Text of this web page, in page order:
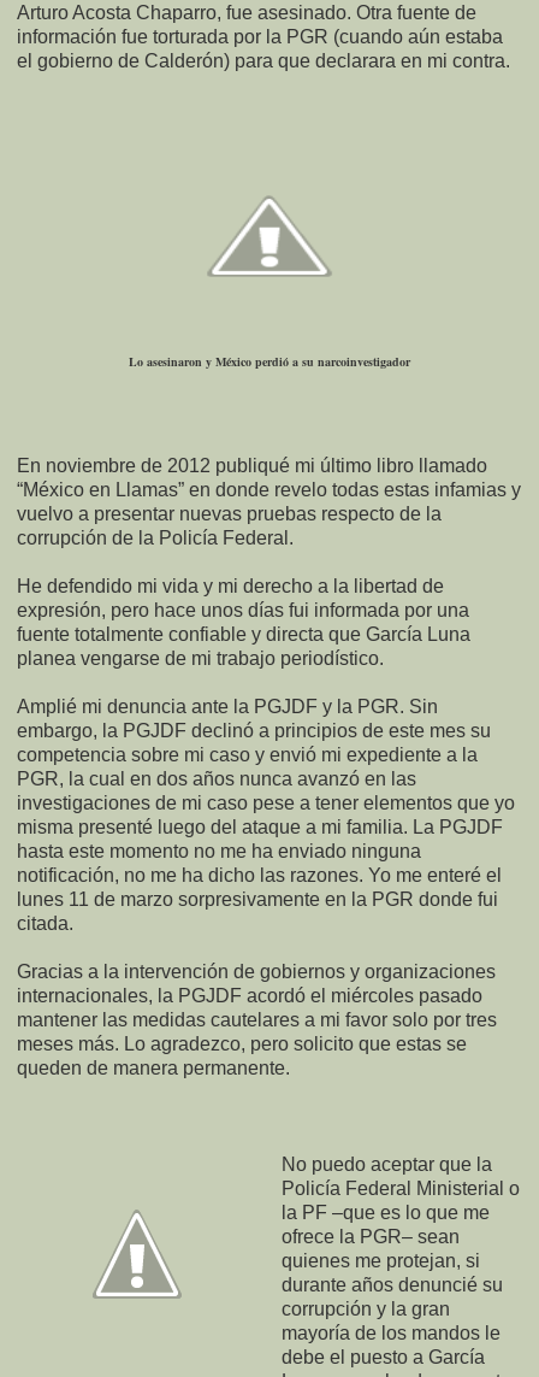
Arturo Acosta Chaparro, fue asesinado. Otra fuente de
información fue torturada por la PGR (cuando aún estaba
el gobierno de Calderón) para que declarara en mi contra.
Lo asesinaron y México perdió a su narcoinvestigador
En noviembre de 2012 publiqué mi último libro llamado
“México en Llamas” en donde revelo todas estas infamias y
vuelvo a presentar nuevas pruebas respecto de la
corrupción de la Policía Federal.
He defendido mi vida y mi derecho a la libertad de
expresión, pero hace unos días fui informada por una
fuente totalmente confiable y directa que García Luna
planea vengarse de mi trabajo periodístico.
Amplié mi denuncia ante la PGJDF y la PGR. Sin
embargo, la PGJDF declinó a principios de este mes su
competencia sobre mi caso y envió mi expediente a la
PGR, la cual en dos años nunca avanzó en las
investigaciones de mi caso pese a tener elementos que yo
misma presenté luego del ataque a mi familia. La PGJDF
hasta este momento no me ha enviado ninguna
notificación, no me ha dicho las razones. Yo me enteré el
lunes 11 de marzo sorpresivamente en la PGR donde fui
citada.
Gracias a la intervención de gobiernos y organizaciones
internacionales, la PGJDF acordó el miércoles pasado
mantener las medidas cautelares a mi favor solo por tres
meses más. Lo agradezco, pero solicito que estas se
queden de manera permanente.
No puedo aceptar que la
Policía Federal Ministerial o
la PF –que es lo que me
ofrece la PGR– sean
quienes me protejan, si
durante años denuncié su
corrupción y la gran
mayoría de los mandos le
debe el puesto a García